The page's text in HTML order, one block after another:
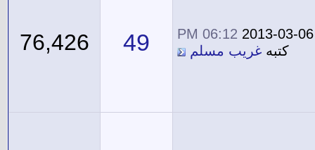
2013-03-06
06:12 PM
كتبه غريب مسلم 49
76,426